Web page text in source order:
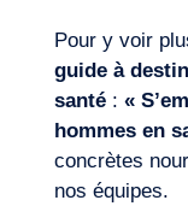
Pour y voir
guide à
santé: «
hommes en
concrètes
nos équipes.